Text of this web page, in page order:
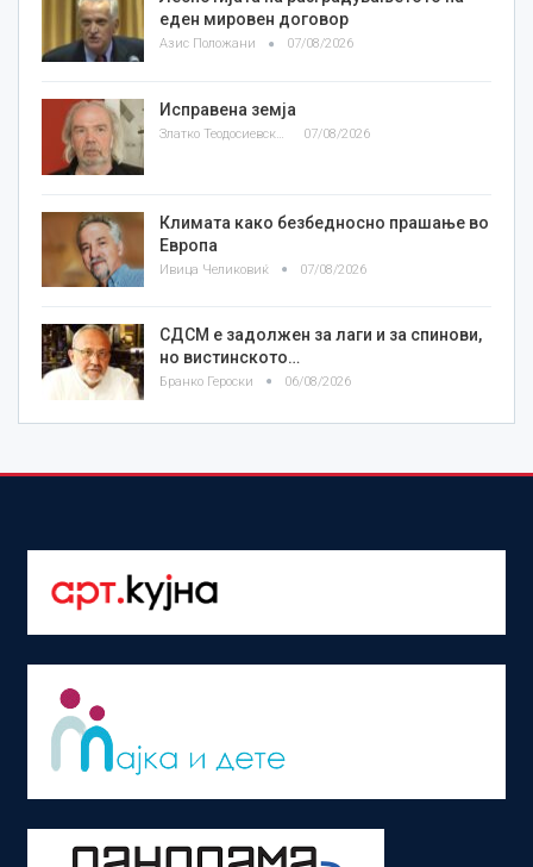
еден мировен договор
Азис Положани 07/08/2026
Исправена земја
Златко Теодосиевски 07/08/2026
Климата како безбедносно прашање во
Европа
Ивица Челиковиќ 07/08/2026
СДСМ е задолжен за лаги и за спинови,
но вистинското…
Бранко Героски 06/08/2026